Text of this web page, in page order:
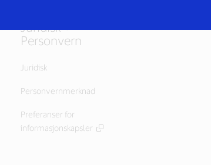
Juridisk +
Personvern
Juridisk
Personvernmerknad
Preferanser for
informasjonskapsler